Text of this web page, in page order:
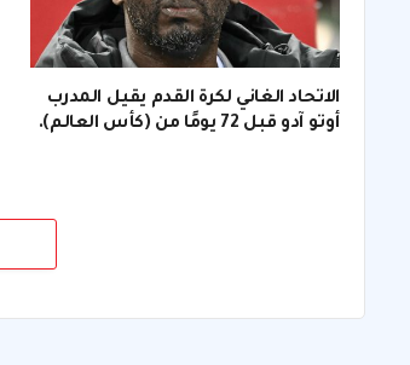
الاتحاد الغاني لكرة القدم يقيل المدرب
أوتو آدو قبل 72 يومًا من (كأس العالم).